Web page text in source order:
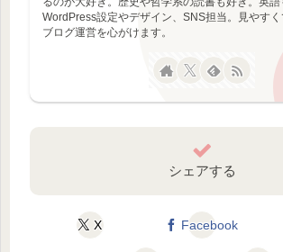
WordPress設定やデザイン、SNS担当。見やす
ブログ運営を心がけます。
シェアする
X Facebook